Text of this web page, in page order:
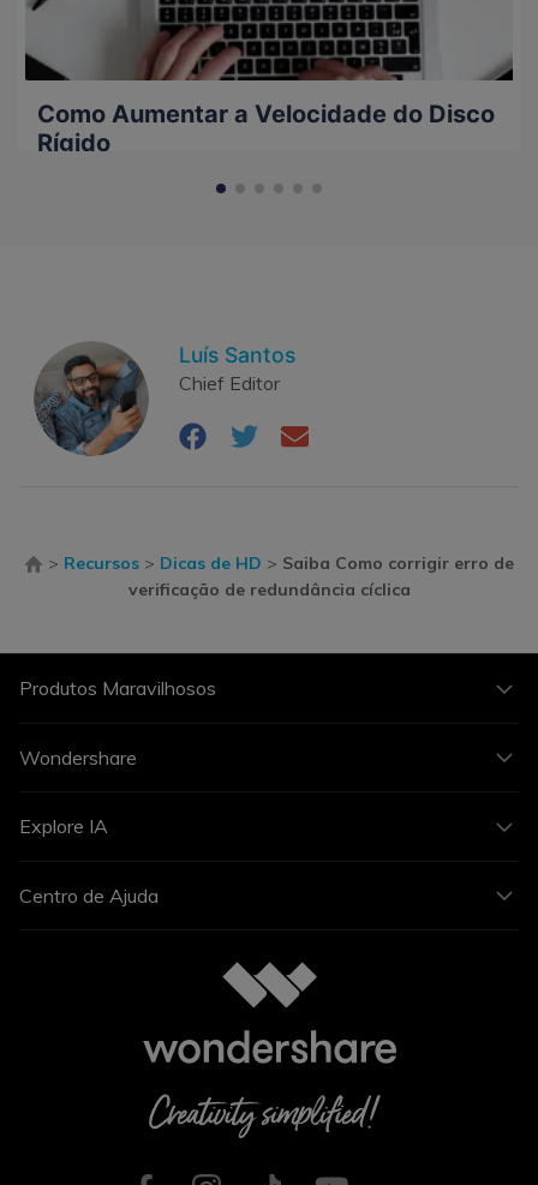
Como Aumentar a Velocidade do Disco
Rígido
Luís Santos
Chief Editor
> Recursos > Dicas de HD > Saiba Como corrigir erro de
verificação de redundância cíclica
Produtos Maravilhosos
Wondershare
Explore IA
Centro de Ajuda